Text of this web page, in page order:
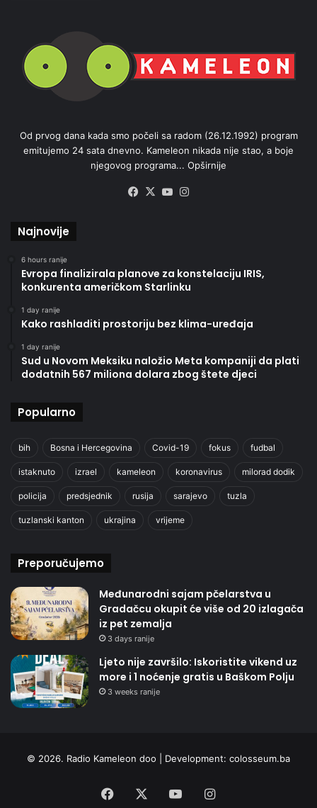
Od prvog dana kada smo počeli sa radom (26.12.1992) program
emitujemo 24 sata dnevno. Kameleon nikada nije stao, a boje
njegovog programa... Opširnije
Facebook
X YouTube
Najnovije
6 hours ranije
Evropa finalizirala planove za konstelaciju IRIS,
konkurenta američkom Starlinku
1 day ranije
Kako rashladiti prostoriju bez klima-uređaja
1 day ranije
Sud u Novom Meksiku naložio Meta kompaniji da plati
dodatnih 567 miliona dolara zbog štete djeci
Popularno
bih Bosna i Hercegovina Covid-19 fokus fudbal
istaknuto izrael kameleon koronavirus milorad dodik
policija predsjednik rusija sarajevo tuzla
tuzlanski kanton ukrajina vrijeme
Preporučujemo
Međunarodni sajam pčelarstva u
Gradačcu okupit će više od 20 izlagača
iz pet zemalja
3 days ranije
Ljeto nije završilo: Iskoristite vikend uz
more i 1 noćenje gratis u Baškom Polju
3 weeks ranije
© 2026. Radio Kameleon doo | Development: colosseum.ba
Facebook YouTubeInstagram